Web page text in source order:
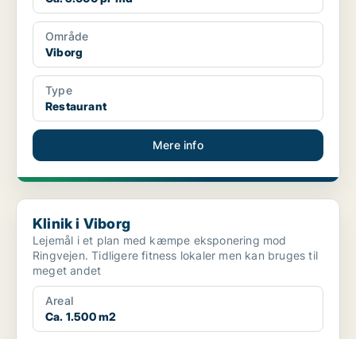
Område
Viborg
Type
Restaurant
Mere info
Klinik i Viborg
Klinik i Viborg
Lejemål i et plan med kæmpe eksponering mod
Ringvejen. Tidligere fitness lokaler men kan bruges til
meget andet
Areal
Ca. 1.500 m2